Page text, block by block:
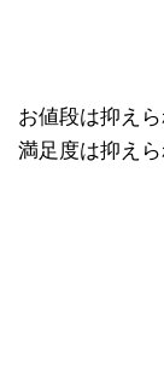
お値段は抑え
満足度は抑え